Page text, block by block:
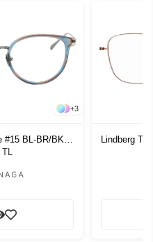
+3
#15 BL-BR/BK
50
TL
Lindberg